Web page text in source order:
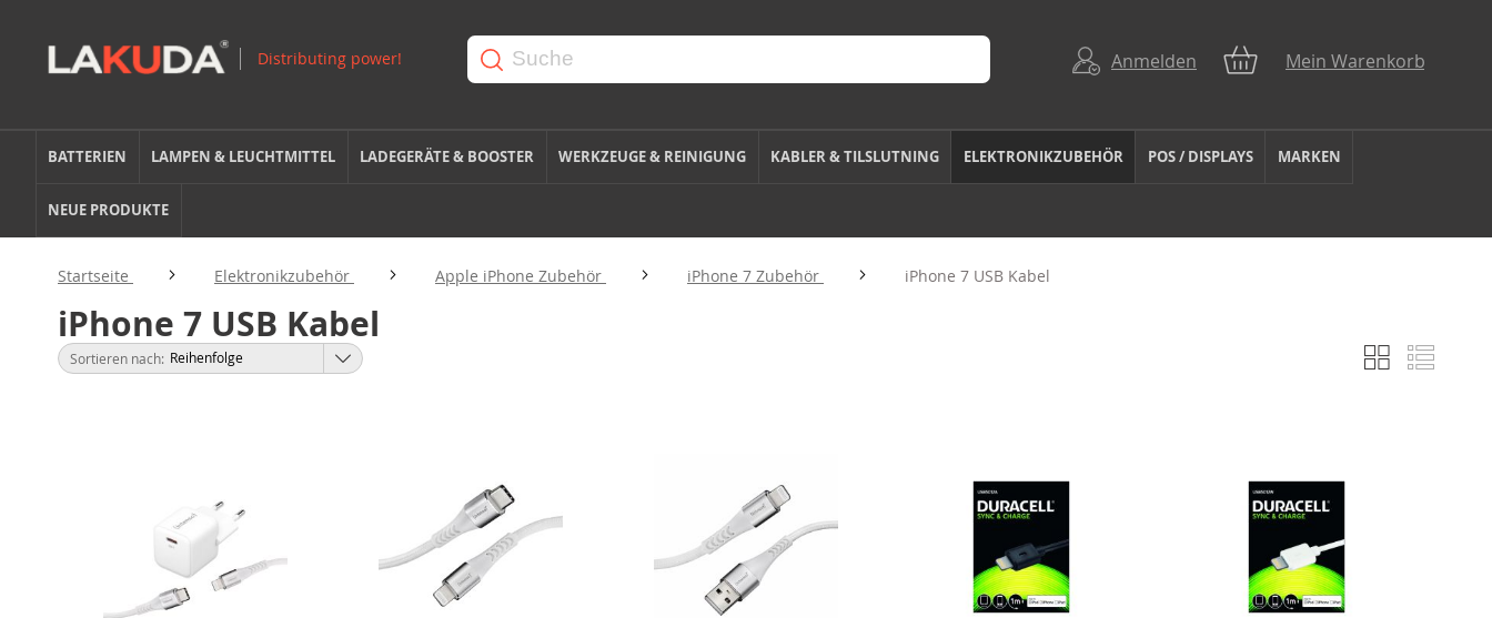
Anmelden Mein Warenkorb
BATTERIEN LAMPEN & LEUCHTMITTEL LADEGERÄTE & BOOSTER WERKZEUGE & REINIGUNG KABLER & TILSLUTNING ELEKTRONIKZUBEHÖR POS / DISPLAYS MARKEN
NEUE PRODUKTE
Startseite Elektronikzubehör Apple iPhone Zubehör iPhone 7 Zubehör iPhone 7 USB Kabel
iPhone 7 USB Kabel
Anzeigen
als
Liste Liste
Sortieren nach